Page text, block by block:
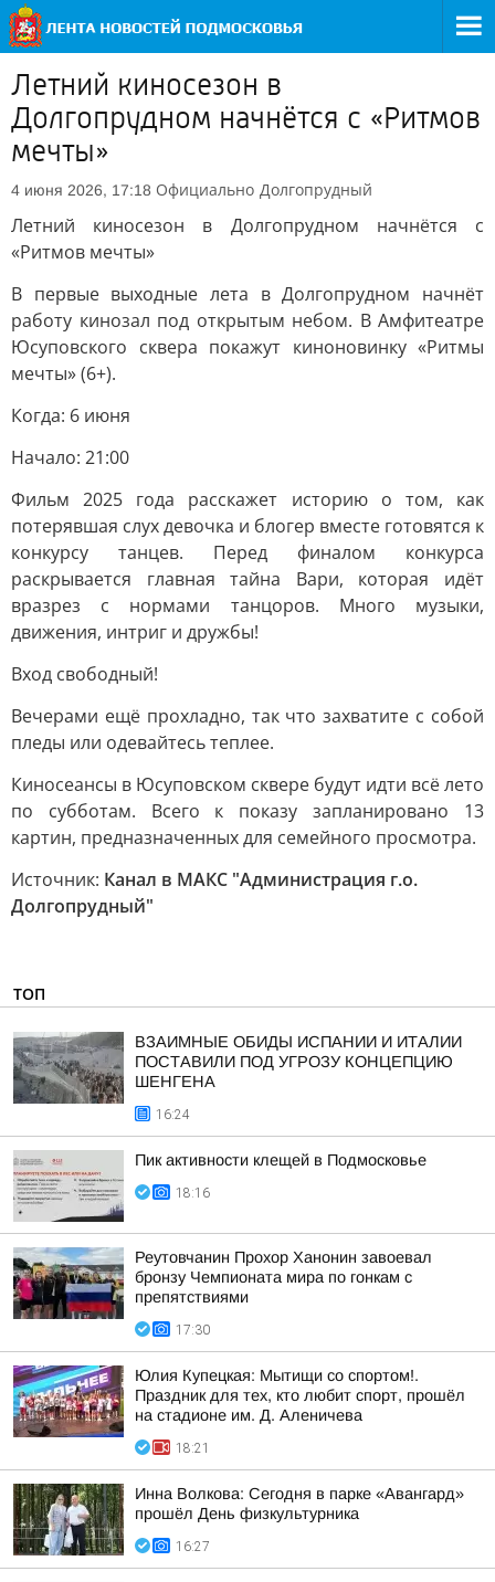
Летний киносезон в
Долгопрудном начнётся с «Ритмов
мечты»
4 июня 2026, 17:18 Официально Долгопрудный
Летний киносезон в Долгопрудном начнётся с
«Ритмов мечты»
В первые выходные лета в Долгопрудном начнёт
работу кинозал под открытым небом. В Амфитеатре
Юсуповского сквера покажут киноновинку «Ритмы
мечты» (6+).
Когда: 6 июня
Начало: 21:00
Фильм 2025 года расскажет историю о том, как
потерявшая слух девочка и блогер вместе готовятся к
конкурсу танцев. Перед финалом конкурса
раскрывается главная тайна Вари, которая идёт
вразрез с нормами танцоров. Много музыки,
движения, интриг и дружбы!
Вход свободный!
Вечерами ещё прохладно, так что захватите с собой
пледы или одевайтесь теплее.
Киносеансы в Юсуповском сквере будут идти всё лето
по субботам. Всего к показу запланировано 13
картин, предназначенных для семейного просмотра.
Источник: Канал в МАКС "Администрация г.о.
Долгопрудный"
ТОП
ВЗАИМНЫЕ ОБИДЫ ИСПАНИИ И ИТАЛИИ
ПОСТАВИЛИ ПОД УГРОЗУ КОНЦЕПЦИЮ
ШЕНГЕНА
16:24
Пик активности клещей в Подмосковье
18:16
Реутовчанин Прохор Ханонин завоевал
бронзу Чемпионата мира по гонкам с
препятствиями
17:30
Юлия Купецкая: Мытищи со спортом!.
Праздник для тех, кто любит спорт, прошёл
на стадионе им. Д. Аленичева
18:21
Инна Волкова: Сегодня в парке «Авангард»
прошёл День физкультурника
16:27